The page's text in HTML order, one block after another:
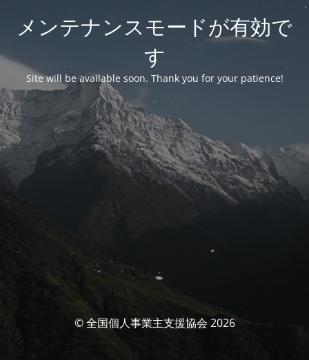
メンテナンスモードが有効で
す
Site will be available soon. Thank you for your patience!
© 全国個人事業主支援協会 2026